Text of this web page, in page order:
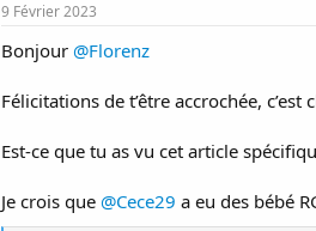
9 Février 2023
Bonjour @Florenz
Félicitations de t’être accrochée,
Est-ce que tu as vu cet article
Je crois que @Cece29 a eu des bébé